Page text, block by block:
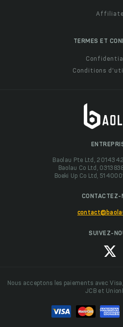
Affiliate
TERMES ET
Conditions
Baolau Pte Ltd,
Baolau Co Ltd,
Boeki Up Co Ltd,
CONTACTEZ-
SUIVEZ-
Nous acceptons les paiements avec
JCB et